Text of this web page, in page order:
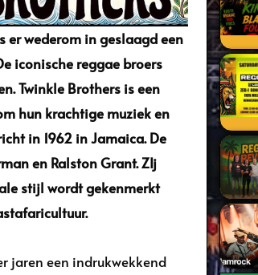
er wederom in geslaagd een
iconische reggae broers
Twinkle Brothers is een
hun krachtige muziek en
in 1962 in Jamaica. De
en Ralston Grant. ZIj
stijl wordt gekenmerkt
jaren een indrukwekkend